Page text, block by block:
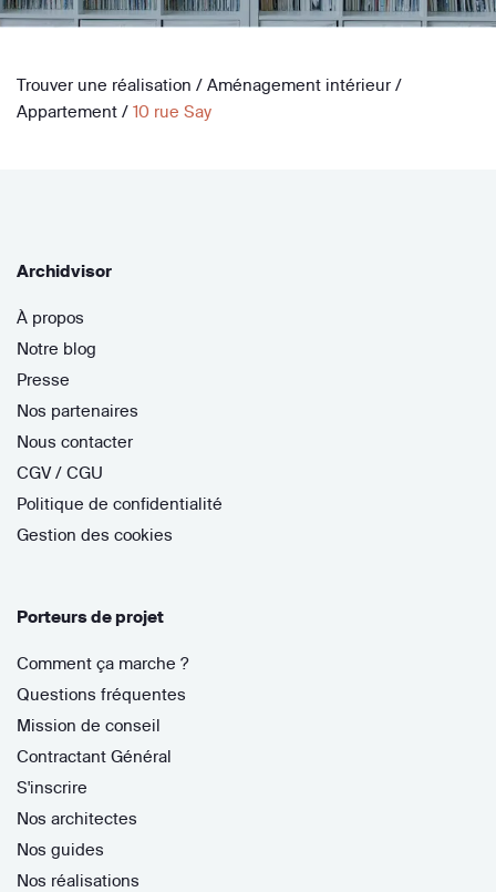
Trouver une réalisation / Aménagement intérieur /
Appartement / 10 rue Say
Archidvisor
À propos
Notre blog
Presse
Nos partenaires
Nous contacter
CGV / CGU
Politique de confidentialité
Gestion des cookies
Porteurs de projet
Comment ça marche ?
Questions fréquentes
Mission de conseil
Contractant Général
S'inscrire
Nos architectes
Nos guides
Nos réalisations